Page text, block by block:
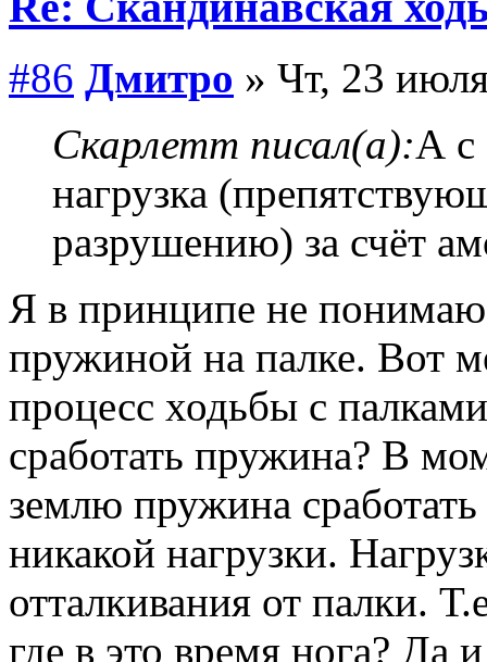
#86 Дмитро » Чт, 23
Скарлетт писал(а):А с
нагрузка
разрушению) за счёт
Я в принципе не понимаю
пружиной на палке. Вот
процесс ходьбы с
сработать пружина? В
землю пружина
никакой нагрузки.
отталкивания от палки.
где в это время нога? Да